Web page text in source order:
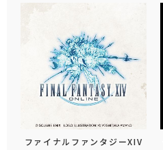
ファイナルファンタジーXIV